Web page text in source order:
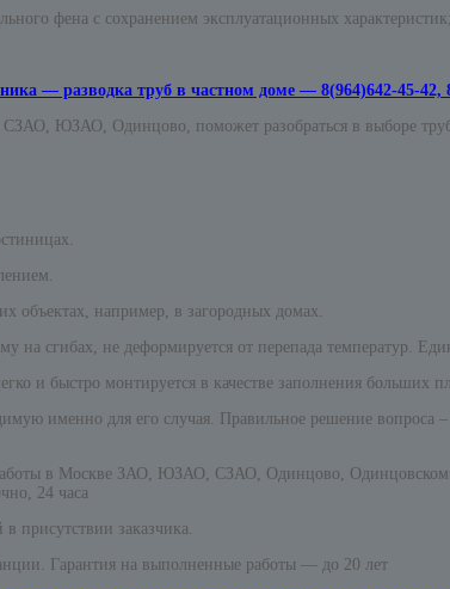
фена с сохранением эксплуатационных характеристик;
— разводка труб в частном доме — 8(964)642-45-42,
ЮЗАО, Одинцово, поможет разобраться в выборе
объектах, например, в загородных домах.
сгибах, не деформируется от перепада температур.
и быстро монтируется в качестве заполнения больших
именно для его случая. Правильное решение
в Москве ЗАО, ЮЗАО, СЗАО, Одинцово, Одинцовском
24 часа
присутствии заказчика.
Гарантия на выполненные работы — до 20 лет